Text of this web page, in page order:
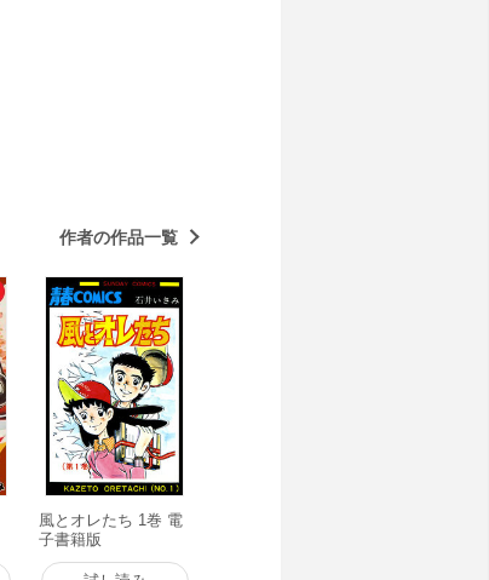
作者の作品一覧
風とオレたち 1巻 電
子書籍版